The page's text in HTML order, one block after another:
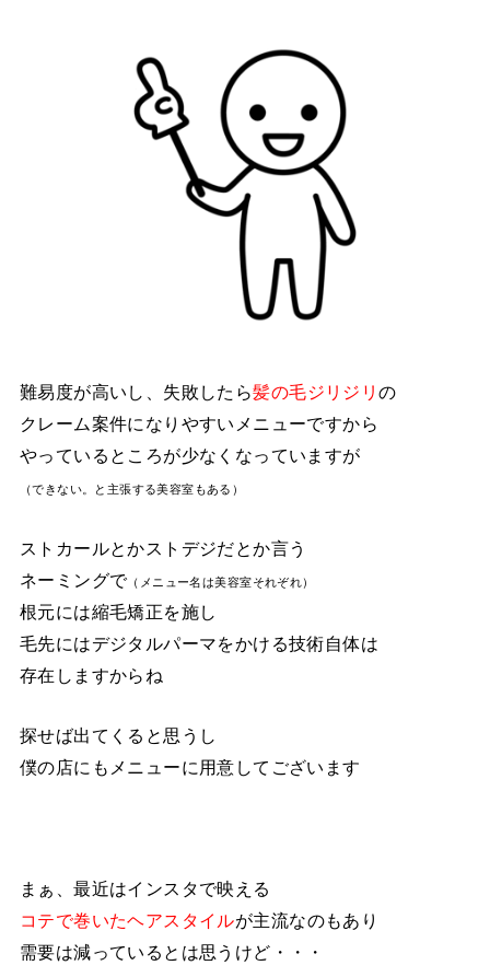
難易度が高いし、失敗したら髪の毛ジリジリの
クレーム案件になりやすいメニューですから
やっているところが少なくなっていますが
（できない。と主張する美容室もある）
ストカールとかストデジだとか言う
ネーミングで（メニュー名は美容室それぞれ）
根元には縮毛矯正を施し
毛先にはデジタルパーマをかける技術自体は
存在しますからね
探せば出てくると思うし
僕の店にもメニューに用意してございます
まぁ、最近はインスタで映える
コテで巻いたヘアスタイルが主流なのもあり
需要は減っているとは思うけど・・・